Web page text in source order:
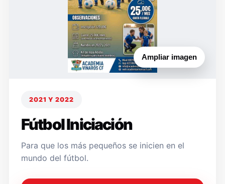
Ampliar imagen
2021 Y 2022
Fútbol Iniciación
Para que los más pequeños se inicien en el
mundo del fútbol.